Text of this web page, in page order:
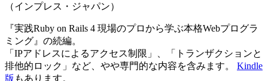
（インプレス・ジャパン）
『実践Ruby on Rails 4 現場のプロから学ぶ本格Webプログラ
ミング』の続編。
「IPアドレスによるアクセス制限」、「トランザクションと
排他的ロック」など、やや専門的な内容を含みます。 Kindle
版 もあります。